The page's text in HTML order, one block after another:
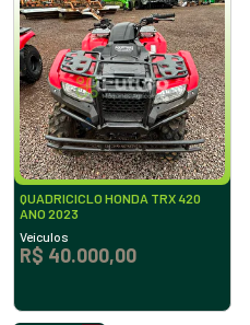
QUADRICICLO HONDA TRX 420
ANO 2023
Veículos
R$ 40.000,00